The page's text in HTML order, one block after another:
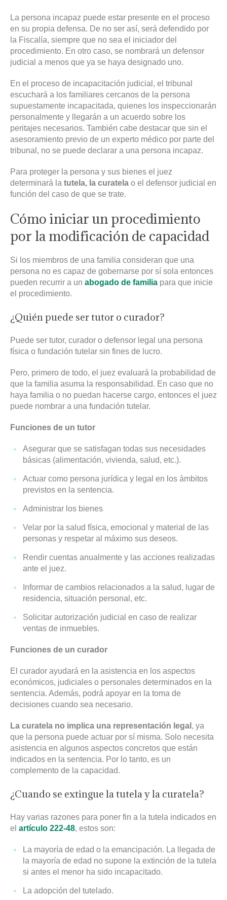
La persona incapaz puede estar presente en el proceso
en su propia defensa. De no ser así, será defendido por
la Fiscalía, siempre que no sea el iniciador del
procedimiento. En otro caso, se nombrará un defensor
judicial a menos que ya se haya designado uno.
En el proceso de incapacitación judicial, el tribunal
escuchará a los familiares cercanos de la persona
supuestamente incapacitada, quienes los inspeccionarán
personalmente y llegarán a un acuerdo sobre los
peritajes necesarios. También cabe destacar que sin el
asesoramiento previo de un experto médico por parte del
tribunal, no se puede declarar a una persona incapaz.
Para proteger la persona y sus bienes el juez
determinará la tutela, la curatela o el defensor judicial en
función del caso de que se trate.
Cómo iniciar un procedimiento
por la modificación de capacidad
Si los miembros de una familia consideran que una
persona no es capaz de gobernarse por sí sola entonces
pueden recurrir a un abogado de familia para que inicie
el procedimiento.
¿Quién puede ser tutor o curador?
Puede ser tutor, curador o defensor legal una persona
física o fundación tutelar sin fines de lucro.
Pero, primero de todo, el juez evaluará la probabilidad de
que la familia asuma la responsabilidad. En caso que no
haya familia o no puedan hacerse cargo, entonces el juez
puede nombrar a una fundación tutelar.
Funciones de un tutor
Asegurar que se satisfagan todas sus necesidades
básicas (alimentación, vivienda, salud, etc.).
Actuar como persona jurídica y legal en los ámbitos
previstos en la sentencia.
Administrar los bienes
Velar por la salud física, emocional y material de las
personas y respetar al máximo sus deseos.
Rendir cuentas anualmente y las acciones realizadas
ante el juez.
Informar de cambios relacionados a la salud, lugar de
residencia, situación personal, etc.
Solicitar autorización judicial en caso de realizar
ventas de inmuebles.
Funciones de un curador
El curador ayudará en la asistencia en los aspectos
económicos, judiciales o personales determinados en la
sentencia. Además, podrá apoyar en la toma de
decisiones cuando sea necesario.
La curatela no implica una representación legal , ya
que la persona puede actuar por sí misma. Solo necesita
asistencia en algunos aspectos concretos que están
indicados en la sentencia. Por lo tanto, es un
complemento de la capacidad.
¿Cuando se extingue la tutela y la curatela?
Hay varias razones para poner fin a la tutela indicados en
el artículo 222-48, estos son:
La mayoría de edad o la emancipación. La llegada de
la mayoría de edad no supone la extinción de la tutela
si antes el menor ha sido incapacitado.
La adopción del tutelado.